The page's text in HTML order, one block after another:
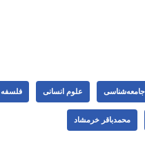
جامعه‌شناسی علوم انسانی فلسفه
محمدباقر خرمشاد